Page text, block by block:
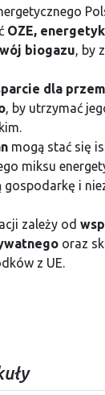
OZE,
biogazu, by
dla
, by utrzymać
mogą stać się
miksu
gospodarkę i
zależy od
oraz
z UE.